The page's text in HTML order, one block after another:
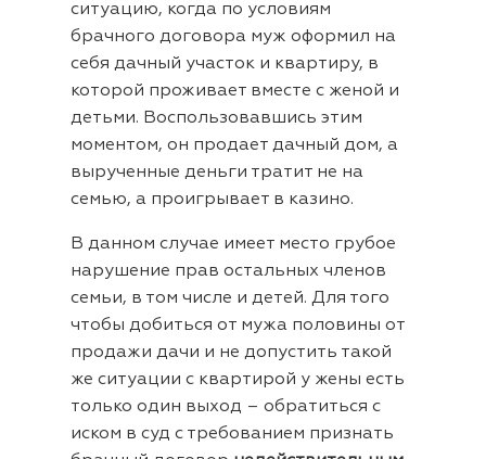
ситуацию, когда по условиям
брачного договора муж оформил на
себя дачный участок и квартиру, в
которой проживает вместе с женой и
детьми. Воспользовавшись этим
моментом, он продает дачный дом, а
вырученные деньги тратит не на
семью, а проигрывает в казино.
В данном случае имеет место грубое
нарушение прав остальных членов
семьи, в том числе и детей. Для того
чтобы добиться от мужа половины от
продажи дачи и не допустить такой
же ситуации с квартирой у жены есть
только один выход – обратиться с
иском в суд с требованием признать